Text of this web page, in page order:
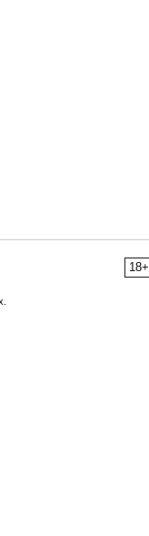
18+